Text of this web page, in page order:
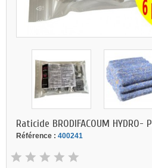
Raticide BRODIFACOUM
Référence : 400241